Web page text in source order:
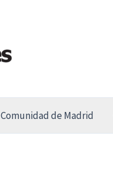
Comunidad de Madrid